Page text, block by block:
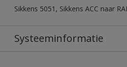
Sikkens 5051, Sikkens ACC naar RAL
Systeeminformatie